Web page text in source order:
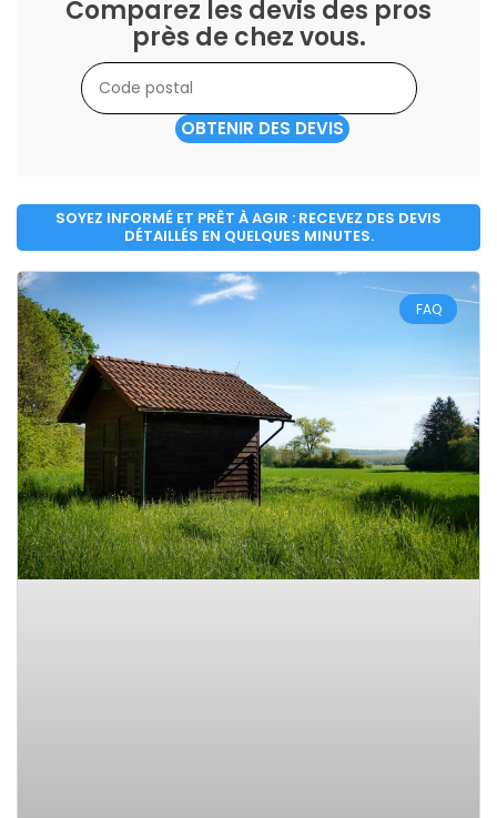
Comparez les devis des pros
près de chez vous.
OBTENIR DES DEVIS
SOYEZ INFORMÉ ET PRÊT À AGIR : RECEVEZ DES DEVIS
DÉTAILLÉS EN QUELQUES MINUTES.
FAQ